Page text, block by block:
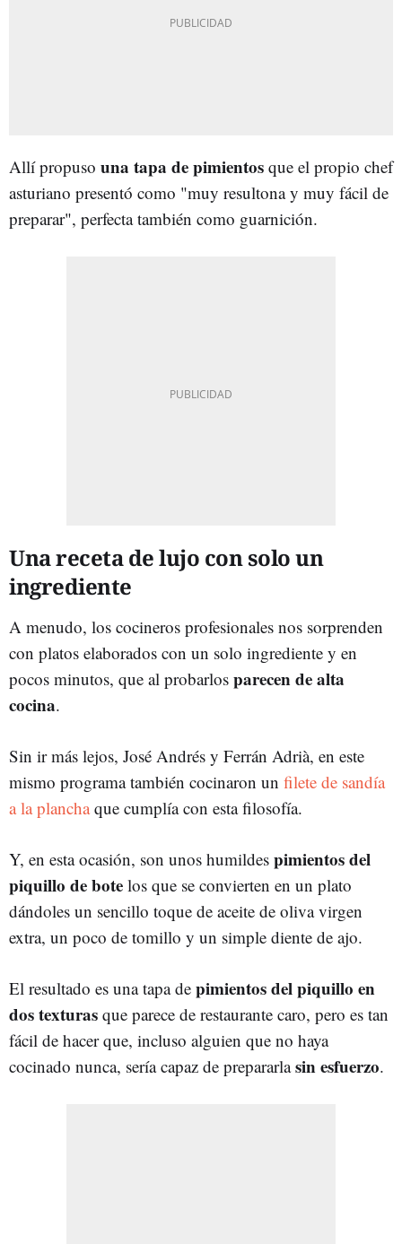
Allí propuso una tapa de pimientos que el propio chef
asturiano presentó como "muy resultona y muy fácil de
preparar", perfecta también como guarnición.
Una receta de lujo con solo un
ingrediente
A menudo, los cocineros profesionales nos sorprenden
con platos elaborados con un solo ingrediente y en
pocos minutos, que al probarlos parecen de alta
cocina.
Sin ir más lejos, José Andrés y Ferrán Adrià, en este
mismo programa también cocinaron un filete de sandía
a la planchaque cumplía con esta filosofía.
Y, en esta ocasión, son unos humildes pimientos del
piquillo de bote los que se convierten en un plato
dándoles un sencillo toque de aceite de oliva virgen
extra, un poco de tomillo y un simple diente de ajo.
El resultado es una tapa de pimientos del piquillo en
dos texturas que parece de restaurante caro, pero es tan
fácil de hacer que, incluso alguien que no haya
cocinado nunca, sería capaz de prepararlasin esfuerzo.